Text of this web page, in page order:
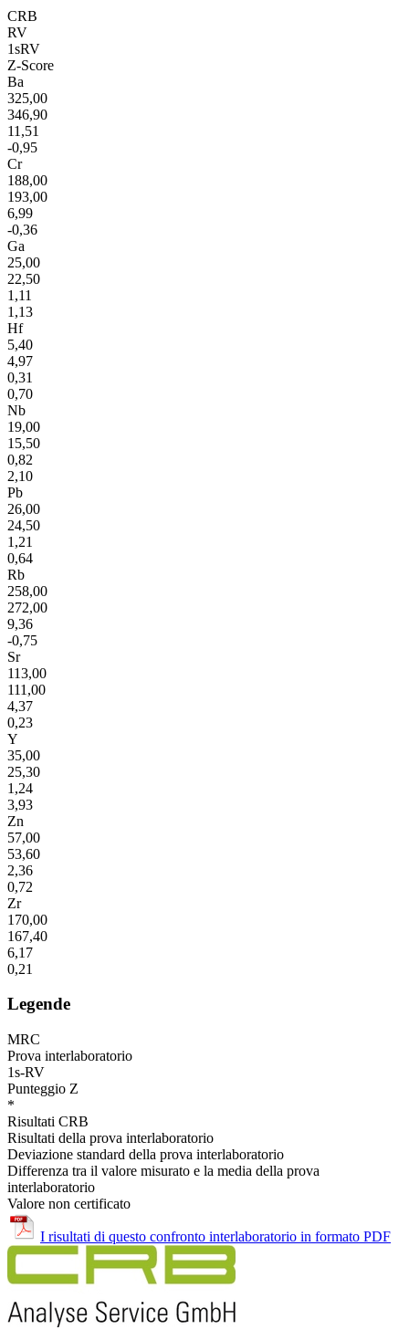
CRB
RV
1sRV
Z-Score
Ba
325,00
346,90
11,51
-0,95
Cr
188,00
193,00
6,99
-0,36
Ga
25,00
22,50
1,11
1,13
Hf
5,40
4,97
0,31
0,70
Nb
19,00
15,50
0,82
2,10
Pb
26,00
24,50
1,21
0,64
Rb
258,00
272,00
9,36
-0,75
Sr
113,00
111,00
4,37
0,23
Y
35,00
25,30
1,24
3,93
Zn
57,00
53,60
2,36
0,72
Zr
170,00
167,40
6,17
0,21
Legende
MRC
Prova interlaboratorio
1s-RV
Punteggio Z
*
Risultati CRB
Risultati della prova interlaboratorio
Deviazione standard della prova interlaboratorio
Differenza tra il valore misurato e la media della prova
interlaboratorio
Valore non certificato
I risultati di questo confronto interlaboratorio in formato PDF